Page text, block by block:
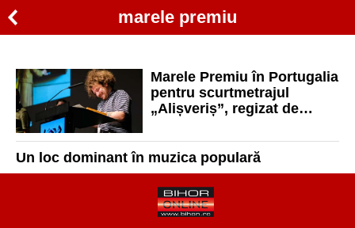
marele premiu
Marele Premiu în Portugalia
pentru scurtmetrajul
„Alișveriș”, regizat de
Un loc dominant în muzica populară